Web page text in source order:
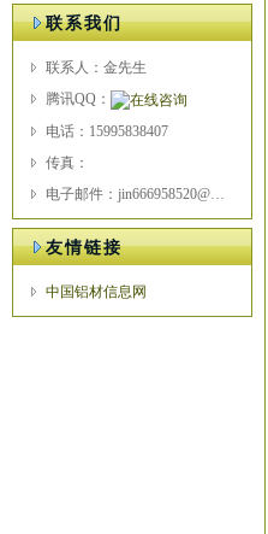
联系我们
联系人：金先生
腾讯QQ：
电话：15995838407
传真：
电子邮件：jin666958520@163.com
友情链接
中国铝材信息网